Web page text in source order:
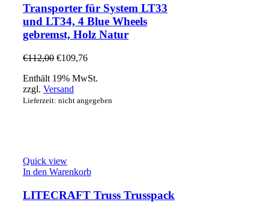
Transporter für System LT33
und LT34, 4 Blue Wheels
gebremst, Holz Natur
€112,00 €109,76
Enthält 19% MwSt.
zzgl. Versand
Lieferzeit: nicht angegeben
Quick view
In den Warenkorb
LITECRAFT Truss Trusspack